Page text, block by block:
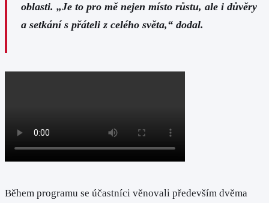
oblasti. „Je to pro mě nejen místo růstu, ale i důvěry
a setkání s přáteli z celého světa,“ dodal.
Během programu se účastníci věnovali především dvěma